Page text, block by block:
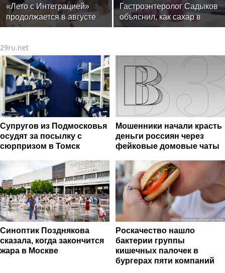
«Лето с Интеграцией»
продолжается в августе
— заключительный месяц
Гастроэнтеролог Садыков
объяснил, как сахар в
рационе ускоряет
29ru.net
Супругов из Подмосковья
осудят за посылку с
сюрпризом в Томск
Мошенники начали красть
деньги россиян через
фейковые домовые чаты
Синоптик Позднякова
сказала, когда закончится
жара в Москве
Роскачество нашло
бактерии группы
кишечных палочек в
бургерах пяти компаний